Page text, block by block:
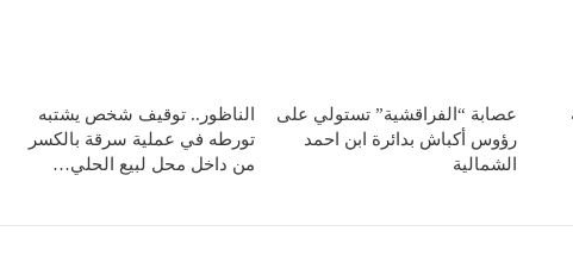
عصابة “الفراقشية” تستولي على
رؤوس أكباش بدائرة ابن احمد
الشمالية
الناظور.. توقيف شخص يشتبه
تورطه في عملية سرقة بالكسر
من داخل محل لبيع الحلي…